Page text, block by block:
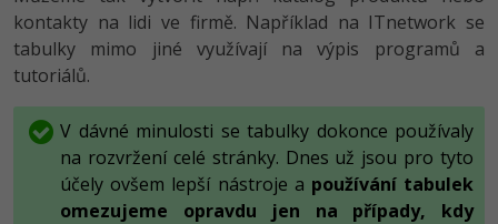
Copywriter
SEO specialista
Algoritmy -41%
Pro děti
Více
Time management
Windows
Linux
Sítě
Ostatní
Fórum
Příběhy absolventů
kontakty na lidi ve firmě. Například na ITnetwork se
tabulky mimo jiné využívají na výpis programů a
tutoriálů.
V dávné minulosti se tabulky dokonce používaly
na rozvržení celé stránky. Dnes už jsou pro tyto
účely ovšem lepší nástroje a používání tabulek
omezujeme opravdu jen na případy, kdy